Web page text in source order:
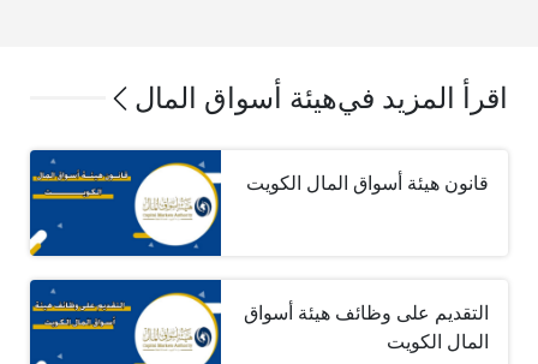
اقرأ المزيد فيهيئة أسواق المال
قانون هيئة أسواق المال الكويت
التقديم على وظائف هيئة أسواق
المال الكويت